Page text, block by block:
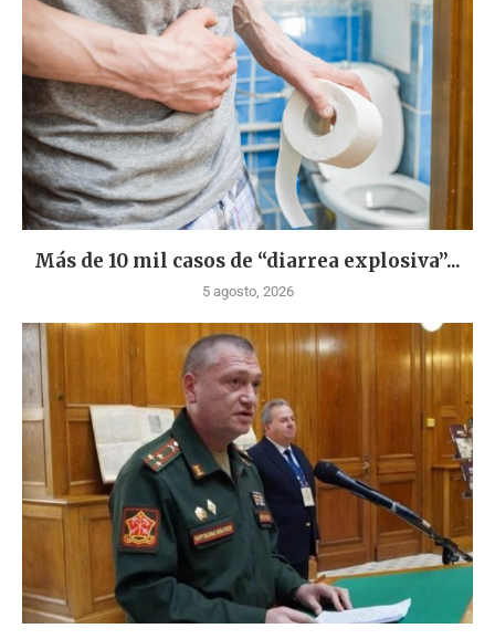
Más de 10 mil casos de “diarrea explosiva”...
5 agosto, 2026